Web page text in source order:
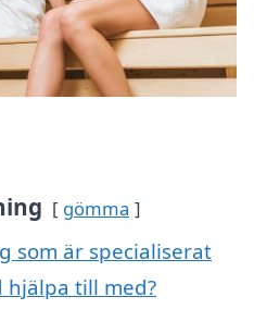
gömma
som är specialiserat
hjälpa till med?